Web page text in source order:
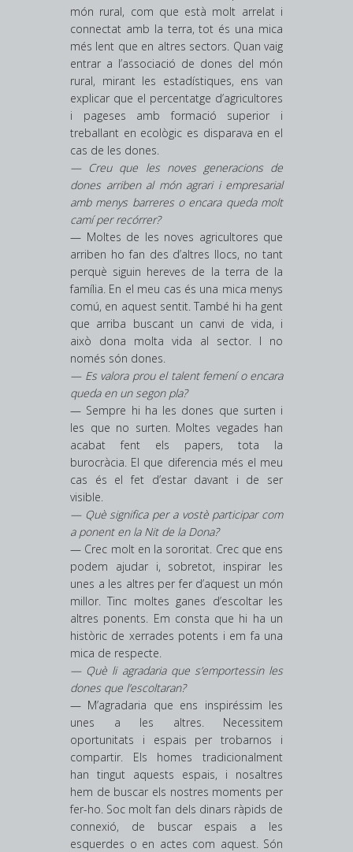
món rural, com que està molt arrelat i
connectat amb la terra, tot és una mica
més lent que en altres sectors. Quan vaig
entrar a l’associació de dones del món
rural, mirant les estadístiques, ens van
explicar que el percentatge d’agricultores
i pageses amb formació superior i
treballant en ecològic es disparava en el
cas de les dones.
— Creu que les noves generacions de
dones arriben al món agrari i empresarial
amb menys barreres o encara queda molt
camí per recórrer?
— Moltes de les noves agricultores que
arriben ho fan des d’altres llocs, no tant
perquè siguin hereves de la terra de la
família. En el meu cas és una mica menys
comú, en aquest sentit. També hi ha gent
que arriba buscant un canvi de vida, i
això dona molta vida al sector. I no
només són dones.
— Es valora prou el talent femení o encara
queda en un segon pla?
— Sempre hi ha les dones que surten i
les que no surten. Moltes vegades han
acabat fent els papers, tota la
burocràcia. El que diferencia més el meu
cas és el fet d’estar davant i de ser
visible.
— Què significa per a vostè participar com
a ponent en la Nit de la Dona?
— Crec molt en la sororitat. Crec que ens
podem ajudar i, sobretot, inspirar les
unes a les altres per fer d’aquest un món
millor. Tinc moltes ganes d’escoltar les
altres ponents. Em consta que hi ha un
històric de xerrades potents i em fa una
mica de respecte.
— Què li agradaria que s’emportessin les
dones que l’escoltaran?
— M’agradaria que ens inspiréssim les
unes a les altres. Necessitem
oportunitats i espais per trobarnos i
compartir. Els homes tradicionalment
han tingut aquests espais, i nosaltres
hem de buscar els nostres moments per
fer-ho. Soc molt fan dels dinars ràpids de
connexió, de buscar espais a les
esquerdes o en actes com aquest. Són